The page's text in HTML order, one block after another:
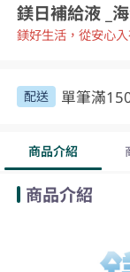
鎂日補給液 _
鎂好生活，從安心
配送 單筆滿
商品介紹
商品介紹